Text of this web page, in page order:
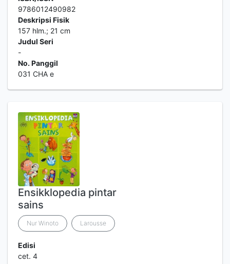
9786012490982
Deskripsi Fisik
157 hlm.; 21 cm
Judul Seri
-
No. Panggil
031 CHA e
Ensikklopedia pintar
sains
Nur Winoto Larousse
Edisi
cet. 4